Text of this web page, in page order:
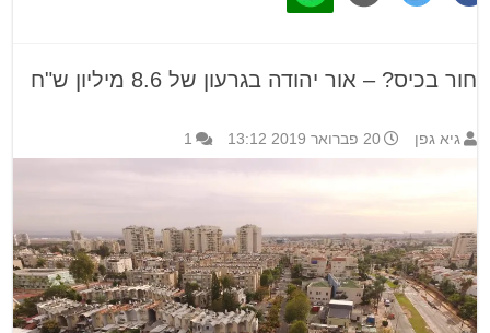
חור בכיס? – אור יהודה בגרעון של 8.6 מיליון ש"ח
גיא גפן 20 פברואר 2019 13:12 1